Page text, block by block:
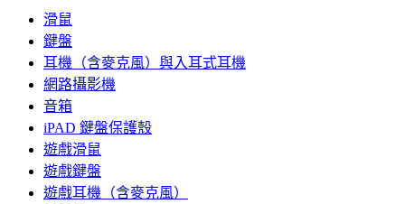
滑鼠
鍵盤
耳機（含麥克風）與入耳式耳機
網路攝影機
音箱
iPAD 鍵盤保護殼
遊戲滑鼠
遊戲鍵盤
遊戲耳機（含麥克風）